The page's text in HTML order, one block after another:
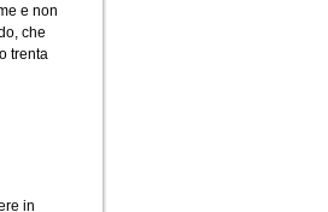
e non
che
trenta
in